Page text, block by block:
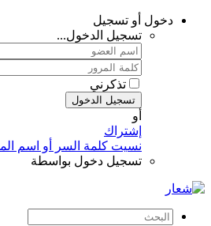
دخول أو تسجيل
تسجيل الدخول...
تذكرني
تسجيل الدخول
أو
إشتراك
نسيت كلمة السر أو اسم
تسجيل دخول بواسطة